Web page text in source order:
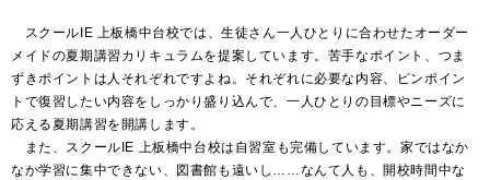
スクールIE 上板橋中台校では、生徒さん一人ひとりに合わせたオーダー
メイドの夏期講習カリキュラムを提案しています。苦手なポイント、つま
ずきポイントは人それぞれですよね。それぞれに必要な内容、ピンポイン
トで復習したい内容をしっかり盛り込んで、一人ひとりの目標やニーズに
応える夏期講習を開講します。
また、スクールIE 上板橋中台校は自習室も完備しています。家ではなか
なか学習に集中できない、図書館も遠いし……なんて人も、開校時間中な